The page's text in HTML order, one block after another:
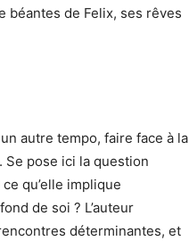
béantes de Felix, ses rêves
autre tempo, faire face à la
Se pose ici la question
qu’elle implique
de soi ? L’auteur
déterminantes, et